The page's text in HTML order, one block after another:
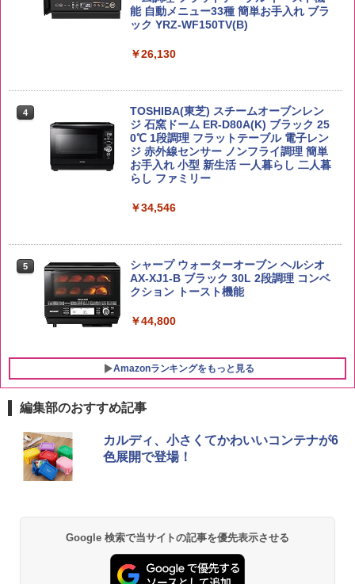
￥3,274
【在庫処分価格】ももたろう印 無洗米 5
￥4,939
容量 4リットル
￥4,345
白州 Story of the Distillery 2026 化粧箱
￥20,000
￥3,475
らに塩分控えめ 78g×12個
￥3,248
し 塩らーめん 108g×10袋 保存食 備蓄
￥2,323
能 自動メニュー33種 簡単お手入れ ブラ
ック YRZ-WF150TV(B)
￥26,130
4
TOSHIBA(東芝) スチームオーブンレン
ジ 石窯ドーム ER-D80A(K) ブラック 25
0℃ 1段調理 フラットテーブル 電子レン
ジ 赤外線センサー ノンフライ調理 簡単
お手入れ 小型 新生活 一人暮らし 二人暮
らし ファミリー
￥34,546
5
シャープ ウォーターオーブン ヘルシオ
AX-XJ1-B ブラック 30L 2段調理 コンベ
クション トースト機能
￥44,800
Amazonランキングをもっと見る
編集部のおすすめ記事
カルディ、小さくてかわいいコンテナが6
色展開で登場！
Google 検索で当サイトの記事を優先表示させる